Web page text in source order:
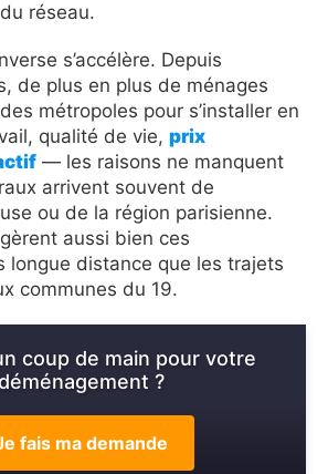
réseau.
s’accélère. Depuis
de plus en plus de ménages
métropoles pour s’installer en
qualité de vie, prix
— les raisons ne manquent
arrivent souvent de
ou de la région parisienne.
aussi bien ces
longue distance que les trajets
communes du 19.
coup de main pour votre
déménagement ?
fais ma demande